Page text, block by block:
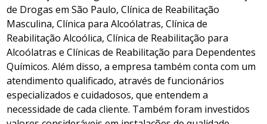
de Drogas em São Paulo, Clínica de Reabilitação
Masculina, Clínica para Alcoólatras, Clínica de
Reabilitação Alcoólica, Clínica de Reabilitação para
Alcoólatras e Clínicas de Reabilitação para Dependentes
Químicos. Além disso, a empresa também conta com um
atendimento qualificado, através de funcionários
especializados e cuidadosos, que entendem a
necessidade de cada cliente. Também foram investidos